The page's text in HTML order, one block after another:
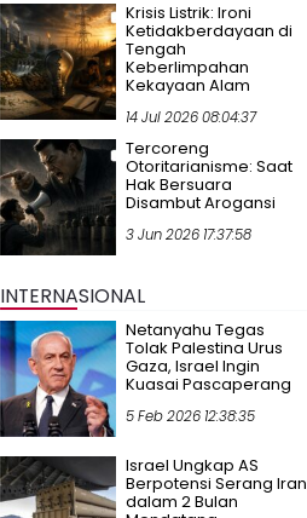
Krisis Listrik: Ironi
Ketidakberdayaan di
Tengah
Keberlimpahan
Kekayaan Alam
14 Jul 2026 08:04:37
Tercoreng
Otoritarianisme: Saat
Hak Bersuara
Disambut Arogansi
3 Jun 2026 17:37:58
INTERNASIONAL
Netanyahu Tegas
Tolak Palestina Urus
Gaza, Israel Ingin
Kuasai Pascaperang
5 Feb 2026 12:38:35
Israel Ungkap AS
Berpotensi Serang Iran
dalam 2 Bulan